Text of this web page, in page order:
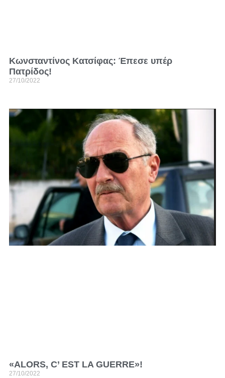
Κωνσταντίνος Κατσίφας: Έπεσε υπέρ
Πατρίδος!
27/10/2022
«ALORS, C’ EST LA GUERRE»!
27/10/2022